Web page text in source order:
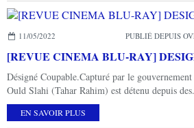
11/05/2022 PUBLIÉ DEPUIS
[REVUE CINEMA BLU-RAY]
Désigné Coupable.Capturé par le
Ould Slahi (Tahar Rahim) est détenu depuis
EN SAVOIR PLUS